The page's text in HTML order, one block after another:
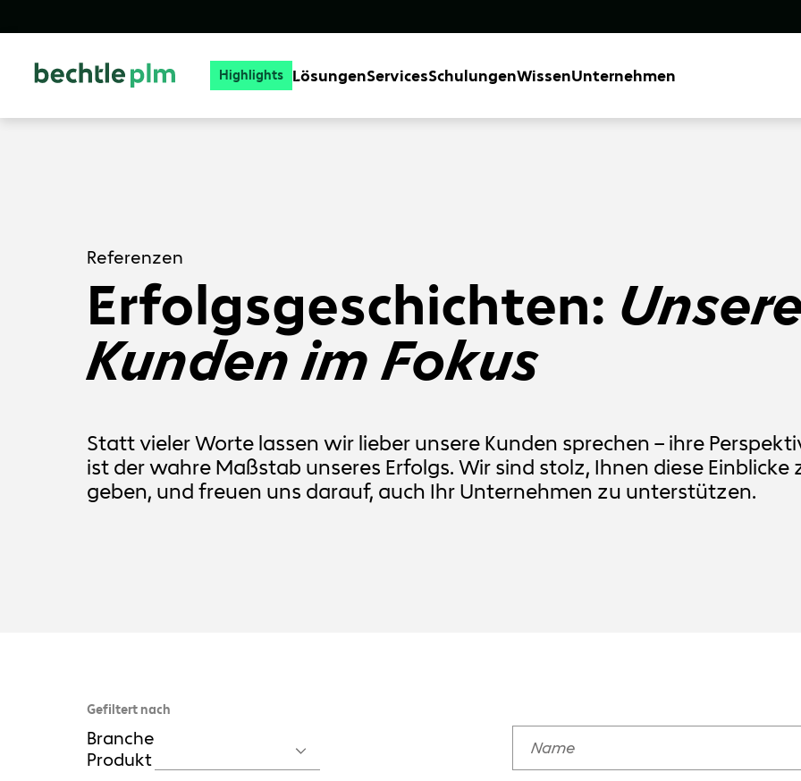
Highlights LösungenServicesSchulungenWissenUnternehmen
Referenzen
Erfolgsgeschichten:
Kunden im Fokus
Statt vieler Worte lassen wir lieber unsere Kunden sprechen – ihre
ist der wahre Maßstab unseres Erfolgs. Wir sind stolz, Ihnen diese Einblicke
geben, und freuen uns darauf, auch Ihr Unternehmen zu unterstützen.
Gefiltert nach
Branche
Produkt